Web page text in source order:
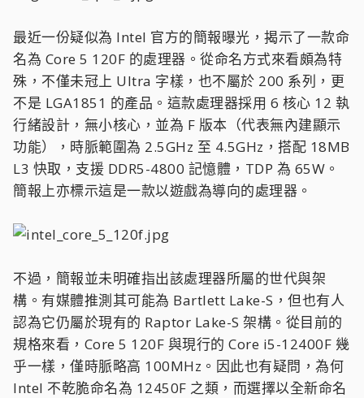
最近一份疑似為 Intel 官方的簡報曝光，揭示了一款命
名為 Core 5 120F 的處理器。從命名方式來看頗為特
殊，不僅未冠上 Ultra 字樣，也不屬於 200 系列，更
不是 LGA1851 的產品。這款處理器採用 6 核心 12 執
行緒設計，無小核心，並為 F 版本（代表無內建顯示
功能），時脈範圍為 2.5GHz 至 4.5GHz，搭配 18MB
L3 快取，支援 DDR5-4800 記憶體，TDP 為 65W。
簡報上亦標示這是一款以遊戲為導向的處理器。
不過，簡報並未明確指出該處理器所屬的世代與架
構。有媒體推測其可能為 Bartlett Lake-S，但也有人
認為它仍屬於現有的 Raptor Lake-S 架構。從目前的
規格來看，Core 5 120F 與現行的 Core i5-12400F 幾
乎一樣，僅時脈略高 100MHz。因此也有疑問，為何
Intel 不乾脆命名為 12450F 之類，而選擇以全新命名